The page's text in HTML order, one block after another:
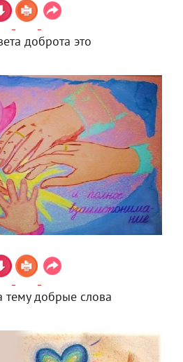
доброта это
тему добрые слова